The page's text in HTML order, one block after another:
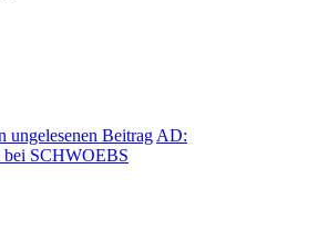
AD:
bei SCHWOEBS